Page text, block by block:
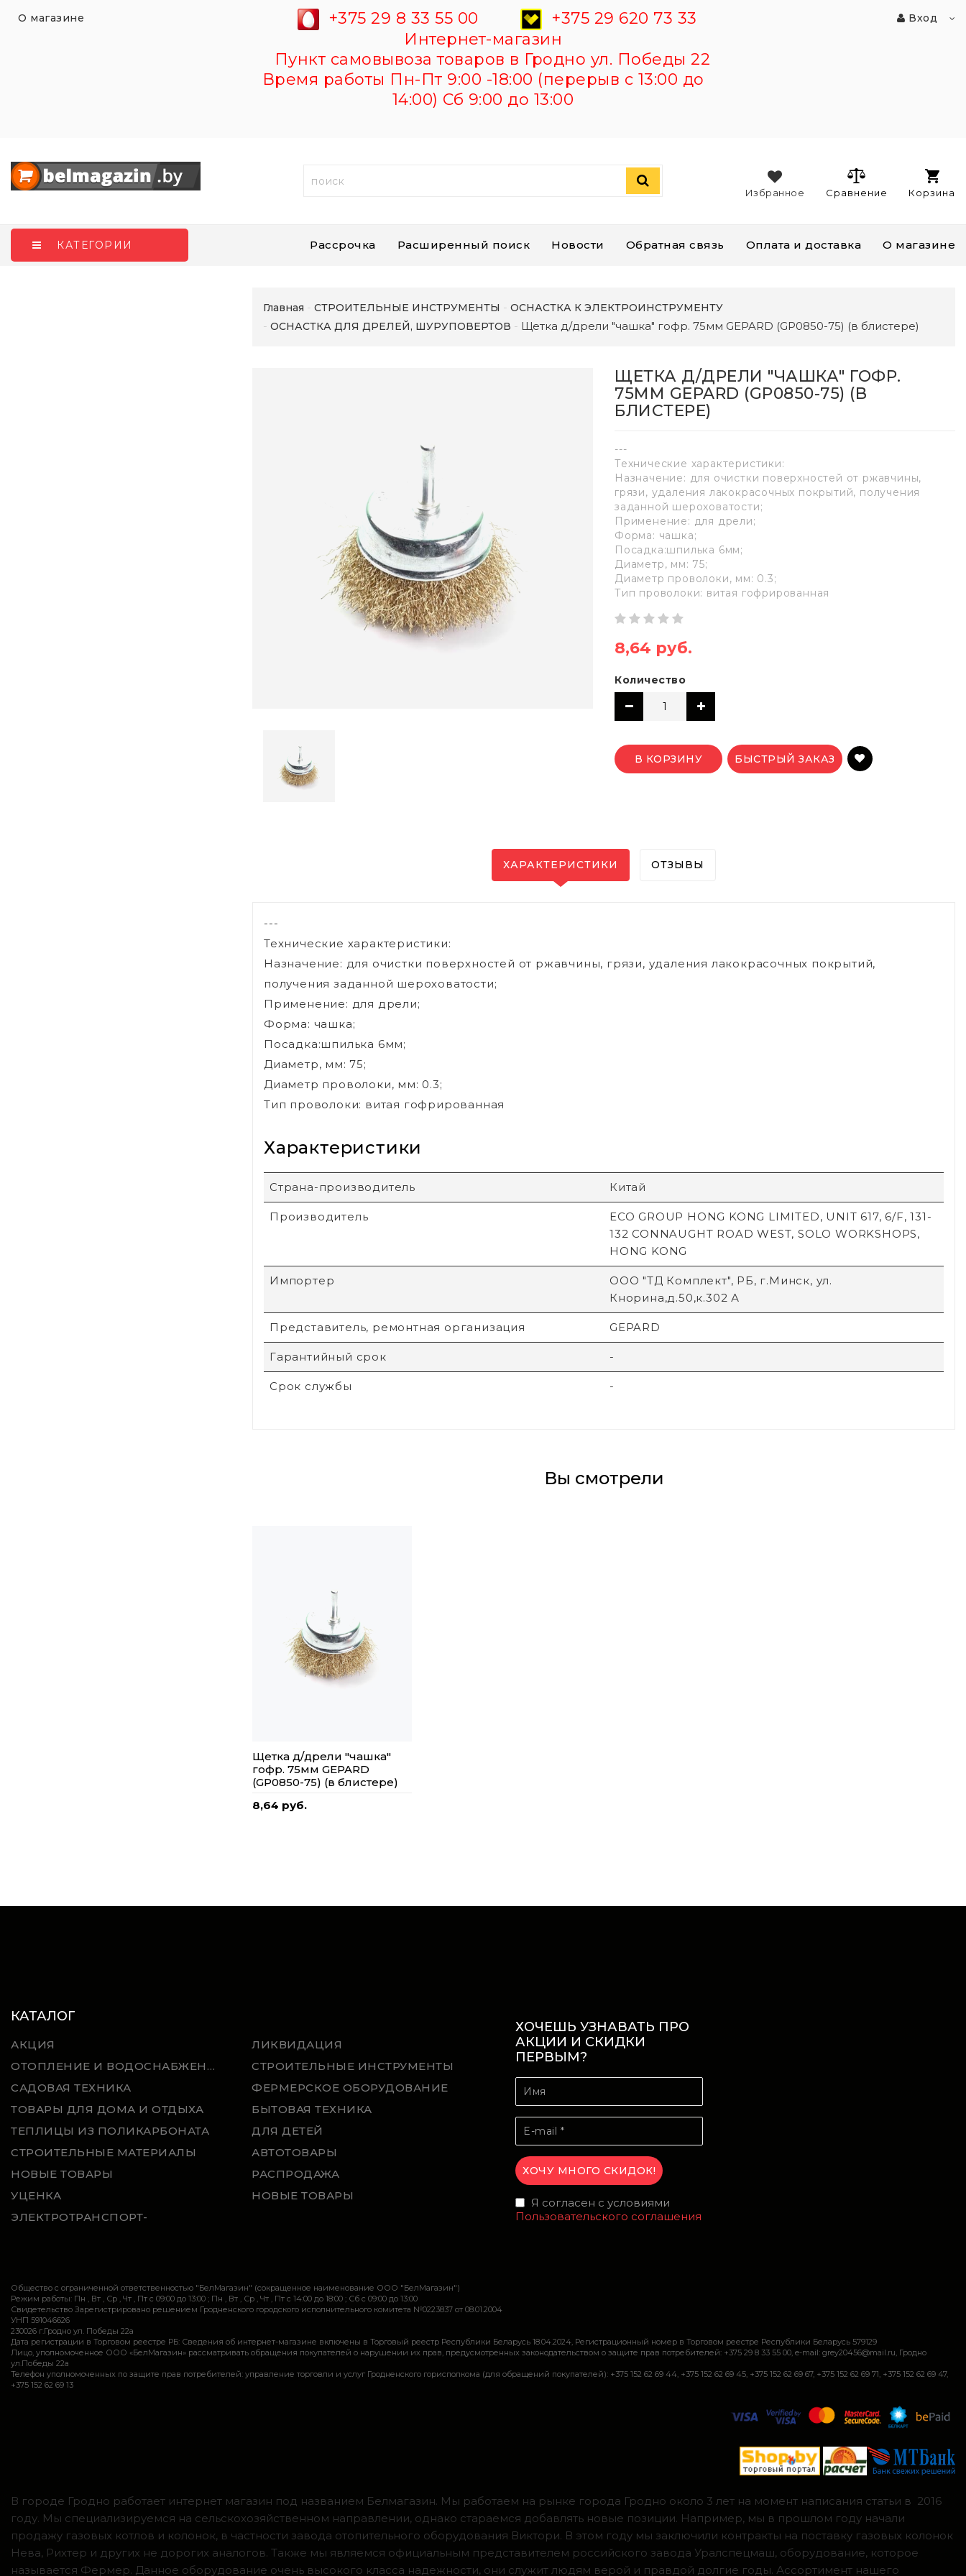
О магазине +375 29 8 33 55 00
+375 29 620 73 33
Интернет-магазин
Пункт самовывоза товаров в Гродно ул. Победы 22
Время работы Пн-Пт 9:00 -18:00 (перерыв с 13:00 до
14:00) Сб 9:00 до 13:00
Вход
Корзина
Сравнение
Избранное
КАТЕГОРИИ Рассрочка Расширенный поиск Новости Обратная связь Оплата и доставка О магазине
Главная СТРОИТЕЛЬНЫЕ ИНСТРУМЕНТЫ
ОСНАСТКА К ЭЛЕКТРОИНСТРУМЕНТУ
ОСНАСТКА ДЛЯ ДРЕЛЕЙ, ШУРУПОВЕРТОВ
Щетка д/дрели "чашка" гофр. 75мм GEPARD (GP0850-75) (в блистере)
ЩЕТКА Д/ДРЕЛИ "ЧАШКА" ГОФР.
75ММ GEPARD (GP0850-75) (В
БЛИСТЕРЕ)
---
Технические характеристики:
Назначение: для очистки поверхностей от ржавчины,
грязи, удаления лакокрасочных покрытий, получения
заданной шероховатости;
Применение: для дрели;
Форма: чашка;
Посадка:шпилька 6мм;
Диаметр, мм: 75;
Диаметр проволоки, мм: 0.3;
Тип проволоки: витая гофрированная
8,64 руб.
Количество
В КОРЗИНУ БЫСТРЫЙ ЗАКАЗ
ХАРАКТЕРИСТИКИ ОТЗЫВЫ
---
Технические характеристики:
Назначение: для очистки поверхностей от ржавчины, грязи, удаления лакокрасочных покрытий,
получения заданной шероховатости;
Применение: для дрели;
Форма: чашка;
Посадка:шпилька 6мм;
Диаметр, мм: 75;
Диаметр проволоки, мм: 0.3;
Тип проволоки: витая гофрированная
Характеристики
Страна-производитель Китай
Производитель
ECO GROUP HONG KONG LIMITED, UNIT 617, 6/F, 131-
132 CONNAUGHT ROAD WEST, SOLO WORKSHOPS,
HONG KONG
Импортер
ООО "ТД Комплект", РБ, г.Минск, ул.
Кнорина,д.50,к.302 А
Представитель, ремонтная организация GEPARD
Гарантийный срок -
Срок службы -
Вы смотрели
Щетка д/дрели "чашка"
гофр. 75мм GEPARD
(GP0850-75) (в блистере)
8,64 руб.
КАТАЛОГ
АКЦИЯ
ЛИКВИДАЦИЯ
ОТОПЛЕНИЕ И ВОДОСНАБЖЕНИЕ
СТРОИТЕЛЬНЫЕ ИНСТРУМЕНТЫ
САДОВАЯ ТЕХНИКА
ФЕРМЕРСКОЕ ОБОРУДОВАНИЕ
ТОВАРЫ ДЛЯ ДОМА И ОТДЫХА
БЫТОВАЯ ТЕХНИКА
ТЕПЛИЦЫ ИЗ ПОЛИКАРБОНАТА
ДЛЯ ДЕТЕЙ
СТРОИТЕЛЬНЫЕ МАТЕРИАЛЫ
АВТОТОВАРЫ
НОВЫЕ ТОВАРЫ
РАСПРОДАЖА
УЦЕНКА
НОВЫЕ ТОВАРЫ
ЭЛЕКТРОТРАНСПОРТ-
ХОЧЕШЬ УЗНАВАТЬ ПРО
АКЦИИ И СКИДКИ
ПЕРВЫМ?
Я согласен с условиями
Пользовательского соглашения
Общество с ограниченной ответственностью "БелМагазин" (сокращенное наименование ООО "БелМагазин")
Режим работы: Пн , Вт , Ср , Чт , Пт c 09:00 до 13:00 ; Пн , Вт , Ср , Чт , Пт c 14:00 до 18:00 ; Сб c 09:00 до 13:00
Свидетельство Зарегистрировано решением Гродненского городского исполнительного комитета №0223837 от 08.01.2004
УНП 591046626
230026 г.Гродно ул. Победы 22а
Дата регистрации в Торговом реестре РБ: Сведения об интернет-магазине включены в Торговый реестр Республики Беларусь 18.04.2024, Регистрационный номер в Торговом реестре Республики Беларусь 579129
Лицо, уполномоченное ООО «БелМагазин» рассматривать обращения покупателей о нарушении их прав, предусмотренных законодательством о защите прав потребителей: +375 29 8 33 55 00, e-mail: grey20456@mail.ru, Гродно
ул.Победы 22а
Телефон уполномоченных по защите прав потребителей: управление торговли и услуг Гродненского горисполкома (для обращений покупателей): +375 152 62 69 44, +375 152 62 69 45, +375 152 62 69 67, +375 152 62 69 71, +375 152 62 69 47,
+375 152 62 69 13
В городе Гродно работает интернет магазин под названием Белмагазин. Мы работаем на рынке города Гродно около 3 лет на момент написания статьи в 2016
году. Мы специализируемся на сельскохозяйственном направлении, однако стараемся добавлять новые позиции. Например, мы в прошлом году начали
продажу газовых котлов и колонок, в частности завода отопительного оборудования Виктори. В этом году мы заключили контракты на поставку газовых колонок
Нева, Рихтер и других не дорогих аналогов. Также мы являемся официальным представителем российского завода Уралспецмаш, оборудование, которое
называется Фермер. Данное оборудование очень высокого класса надежности, они служит людям верой и правдой долгие годы. Ассортимент нашего